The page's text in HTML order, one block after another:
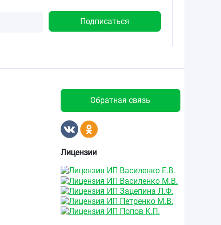
Обратная связь
Лицензии